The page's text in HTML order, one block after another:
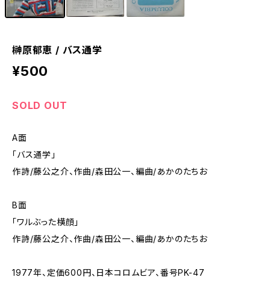
榊原郁恵 / バス通学
¥500
SOLD OUT
A面
「バス通学」
作詩/藤公之介、作曲/森田公一、編曲/あかのたちお
B面
「ワルぶった横顔」
作詩/藤公之介、作曲/森田公一、編曲/あかのたちお
1977年、定価600円、日本コロムビア、番号PK-47